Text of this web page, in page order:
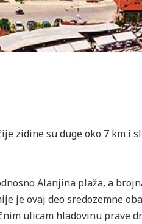
zidine su duge oko 7 km i
Alanjina plaža, a
je ovaj deo sredozemne
ulicam hladovinu prave